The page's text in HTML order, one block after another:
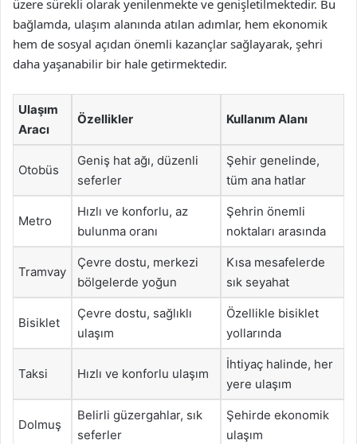
üzere sürekli olarak yenilenmekte ve genişletilmektedir. Bu
bağlamda, ulaşım alanında atılan adımlar, hem ekonomik
hem de sosyal açıdan önemli kazançlar sağlayarak, şehri
daha yaşanabilir bir hale getirmektedir.
Ulaşım
Aracı
Özellikler Kullanım Alanı
Otobüs
Geniş hat ağı, düzenli
seferler
Şehir genelinde,
tüm ana hatlar
Metro
Hızlı ve konforlu, az
bulunma oranı
Şehrin önemli
noktaları arasında
Tramvay
Çevre dostu, merkezi
bölgelerde yoğun
Kısa mesafelerde
sık seyahat
Bisiklet
Çevre dostu, sağlıklı
ulaşım
Özellikle bisiklet
yollarında
Taksi Hızlı ve konforlu ulaşım
İhtiyaç halinde, her
yere ulaşım
Dolmuş
Belirli güzergahlar, sık
seferler
Şehirde ekonomik
ulaşım